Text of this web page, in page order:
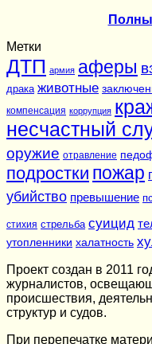
Метки
ДТП армия аферы
драка животные
компенсация коррупция
несчастный
оружие отравление
подростки пожар
убийство превышение
стихия стрельба суицид
утопленники халатность
Проект создан в 2011
журналистов,
происшествия,
структур и судов.
При перепечатке